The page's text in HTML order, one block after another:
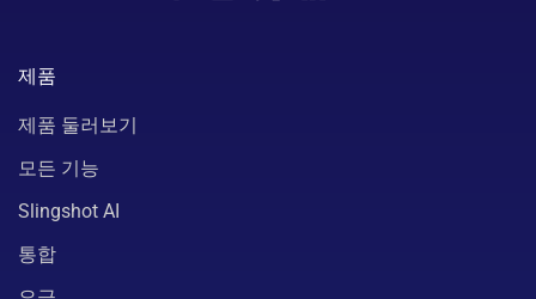
제품
제품 둘러보기
모든 기능
Slingshot AI
통합